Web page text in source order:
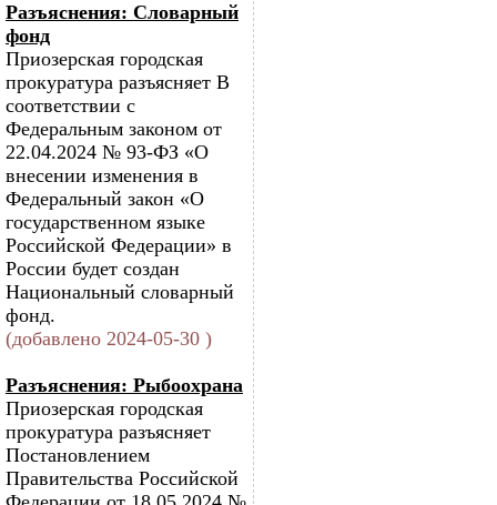
Разъяснения: Словарный
фонд
Приозерская городская
прокуратура разъясняет В
соответствии с
Федеральным законом от
22.04.2024 № 93-ФЗ «О
внесении изменения в
Федеральный закон «О
государственном языке
Российской Федерации» в
России будет создан
Национальный словарный
фонд.
(добавлено 2024-05-30 )
Разъяснения: Рыбоохрана
Приозерская городская
прокуратура разъясняет
Постановлением
Правительства Российской